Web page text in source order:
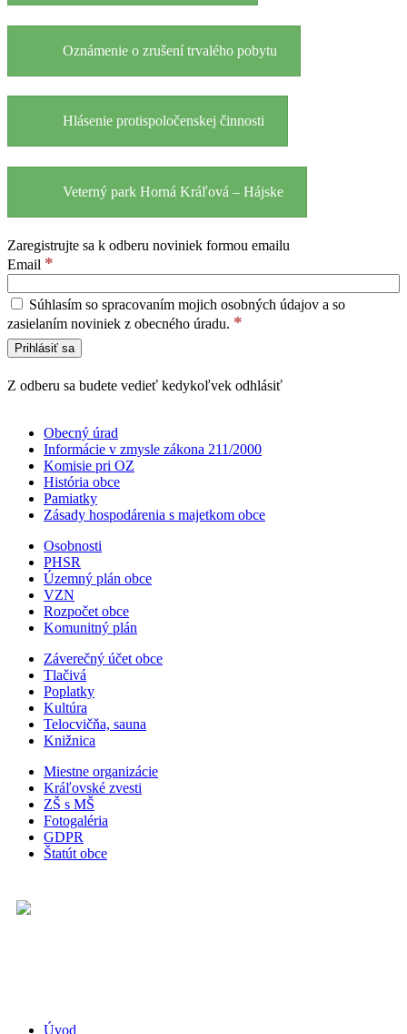
Oznámenie o zrušení trvalého pobytu
Hlásenie protispoločenskej činnosti
Veterný park Horná Kráľová – Hájske
Zaregistrujte sa k odberu noviniek formou emailu
Email *
Súhlasím so spracovaním mojich osobných údajov a so
zasielaním noviniek z obecného úradu. *
Z odberu sa budete vedieť kedykoľvek odhlásiť
Obecný úrad
Informácie v zmysle zákona 211/2000
Komisie pri OZ
História obce
Pamiatky
Zásady hospodárenia s majetkom obce
Osobnosti
PHSR
Územný plán obce
VZN
Rozpočet obce
Komunitný plán
Záverečný účet obce
Tlačivá
Poplatky
Kultúra
Telocvičňa, sauna
Knižnica
Miestne organizácie
Kráľovské zvesti
ZŠ s MŠ
Fotogaléria
GDPR
Štatút obce
Úvod